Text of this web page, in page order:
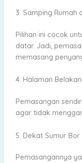
3. Samping Rumah
Pilihan ini cocok
datar. Jadi,
memasang
4. Halaman
Pemasangan
agar tidak
5. Dekat Sumur Bor
Pemasangannya